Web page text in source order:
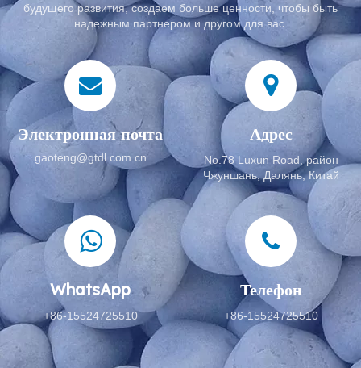
будущего развития, создаем больше ценности, чтобы быть
надежным партнером и другом для вас.
Электронная почта
gaoteng@gtdl.com.cn
Адрес
No.78 Luxun Road, район
Чжуншань, Далянь, Китай
WhatsApp
+86-15524725510
Телефон
+86-15524725510